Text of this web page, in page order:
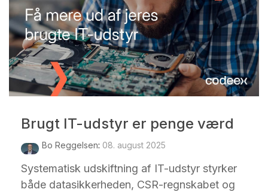
Brugt IT-udstyr er penge værd
Bo Reggelsen: 08. august 2025
Systematisk udskiftning af IT-udstyr styrker
både datasikkerheden, CSR-regnskabet og